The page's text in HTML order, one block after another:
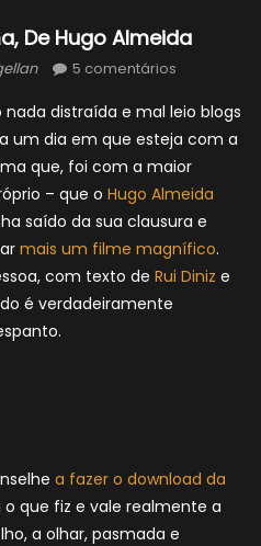
De Hugo Almeida
5 comentários
distraída e mal leio blogs
um dia em que esteja com a
que, foi com a maior
– que o Hugo Almeida
saído da sua clausura e
mais um filme magnífico.
com texto de Rui Diniz e
é verdadeiramente
a fazer o download da
o que fiz e vale realmente a
a olhar, pasmada e